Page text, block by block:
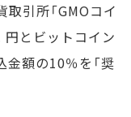
引所「GMOコイ
円とビットコイン
金額の10％を「奨